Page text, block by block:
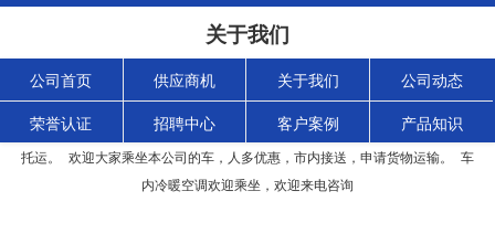
关于我们
公司首页 供应商机 关于我们 公司动态
荣誉认证 招聘中心 客户案例 产品知识
江阴澄江街道宠之旅宠物服务部主营北京到全国各地豪华大巴宠物托运，小件
托运。 欢迎大家乘坐本公司的车，人多优惠，市内接送，申请货物运输。 车
内冷暖空调欢迎乘坐，欢迎来电咨询